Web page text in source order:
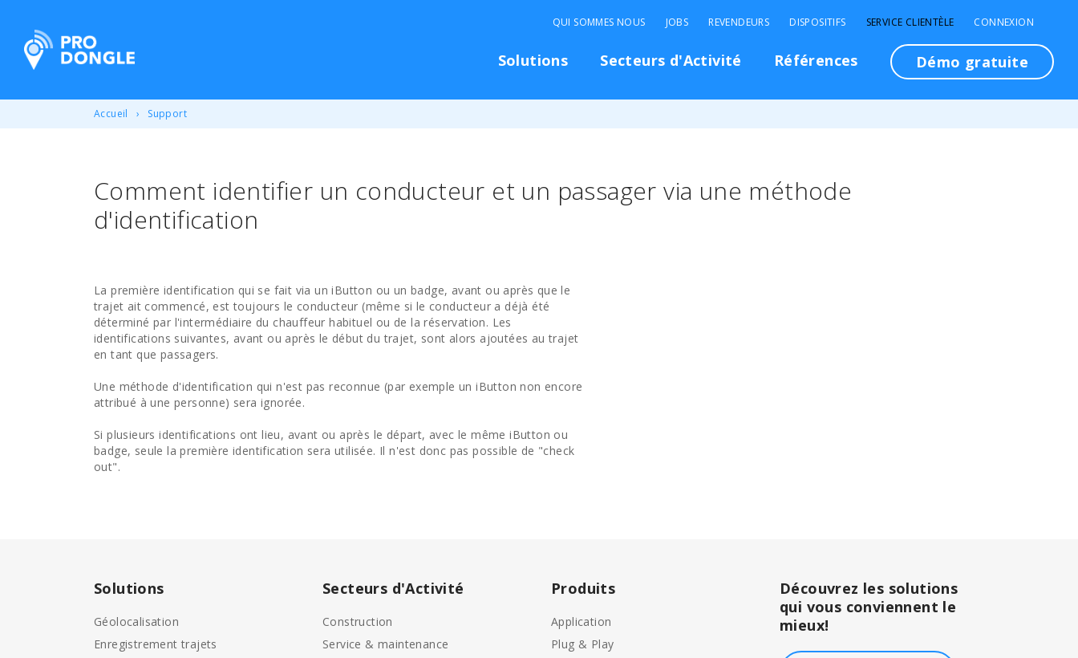
ProDongle Géolocalisation
Solutions Secteurs d'Activité Références Démo gratuite
QUI SOMMES NOUS JOBS REVENDEURS DISPOSITIFS SERVICE CLIENTÈLE CONNEXION
Accueil Support
Comment identifier un conducteur et un passager via une méthode
d'identification
La première identification qui se fait via un iButton ou un badge, avant ou après que le
trajet ait commencé, est toujours le conducteur (même si le conducteur a déjà été
déterminé par l'intermédiaire du chauffeur habituel ou de la réservation. Les
identifications suivantes, avant ou après le début du trajet, sont alors ajoutées au trajet
en tant que passagers.
Une méthode d'identification qui n'est pas reconnue (par exemple un iButton non encore
attribué à une personne) sera ignorée.
Si plusieurs identifications ont lieu, avant ou après le départ, avec le même iButton ou
badge, seule la première identification sera utilisée. Il n'est donc pas possible de "check
out".
Solutions
Géolocalisation
Enregistrement trajets
Secteurs d'Activité
Construction
Service & maintenance
Produits
Application
Plug & Play
Découvrez les solutions
qui vous conviennent le
mieux!